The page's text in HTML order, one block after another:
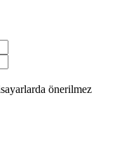
önerilmez